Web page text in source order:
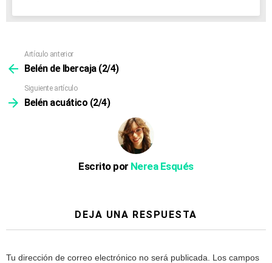
más
Artículo anterior
Belén de Ibercaja (2/4)
Siguiente artículo
Belén acuático (2/4)
Escrito por Nerea Esqués
DEJA UNA RESPUESTA
Tu dirección de correo electrónico no será publicada.
Los campos